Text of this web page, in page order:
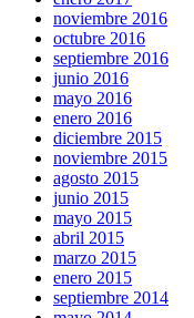
noviembre 2016
octubre 2016
septiembre 2016
junio 2016
mayo 2016
enero 2016
diciembre 2015
noviembre 2015
agosto 2015
junio 2015
mayo 2015
abril 2015
marzo 2015
enero 2015
septiembre 2014